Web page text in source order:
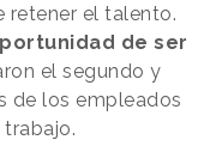
retener el talento.
de ser
el segundo y
de los empleados